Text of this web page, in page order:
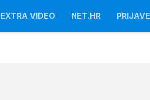
EXTRA VIDEO NET.HR PRIJAVE